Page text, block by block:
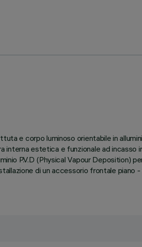
e corpo luminoso orientabile in
estetica e funzionale ad incasso
P.V.D (Physical Vapour
di un accessorio frontale